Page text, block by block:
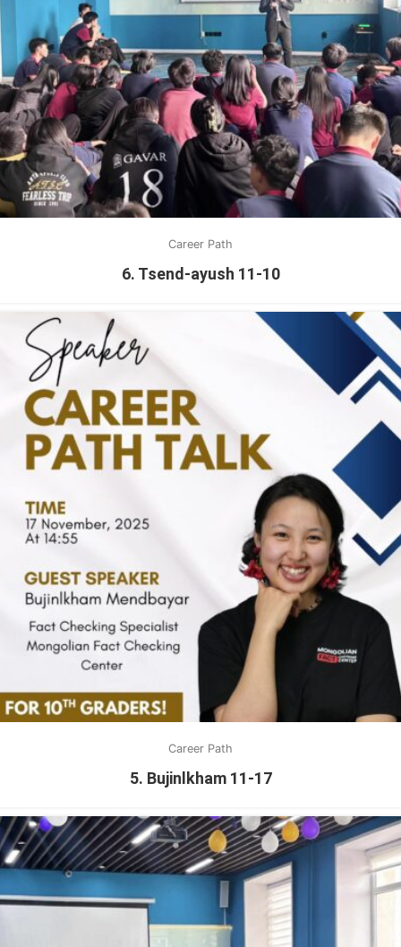
Career Path
6. Tsend-ayush 11-10
Career Path
5. Bujinlkham 11-17